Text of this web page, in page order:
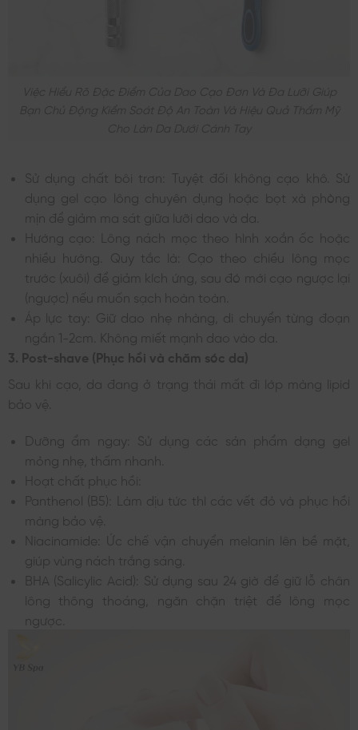
Việc Hiểu Rõ Đặc Điểm Của Dao Cạo Đơn Và Đa Lưỡi Giúp
Bạn Chủ Động Kiểm Soát Độ An Toàn Và Hiệu Quả Thẩm Mỹ
Sử dụng chất bôi trơn: Tuyệt đối không cạo khô. Sử
dụng gel cạo lông chuyên dụng hoặc bọt xà phòng
mịn để giảm ma sát giữa lưỡi dao và da.
Hướng cạo: Lông nách mọc theo hình xoắn ốc hoặc
nhiều hướng. Quy tắc là: Cạo theo chiều lông mọc
trước (xuôi) để giảm kích ứng, sau đó mới cạo ngược lại
(ngược) nếu muốn sạch hoàn toàn.
Áp lực tay: Giữ dao nhẹ nhàng, di chuyển từng đoạn
ngắn 1-2cm. Không miết mạnh dao vào da.
3. Post-shave (Phục hồi và chăm sóc da)
Sau khi cạo, da đang ở trạng thái mất đi lớp màng lipid
bảo vệ.
Dưỡng ẩm ngay: Sử dụng các sản phẩm dạng gel
mỏng nhẹ, thấm nhanh.
Hoạt chất phục hồi:
Panthenol (B5): Làm dịu tức thì các vết đỏ và phục hồi
màng bảo vệ.
Niacinamide: Ức chế vận chuyển melanin lên bề mặt,
giúp vùng nách trắng sáng.
BHA (Salicylic Acid): Sử dụng sau 24 giờ để giữ lỗ chân
lông thông thoáng, ngăn chặn triệt để lông mọc
ngược.